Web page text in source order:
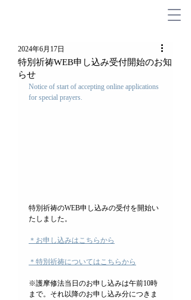
特別祈祷WEB申し込み受付開始のお知
らせ
2024年6月17日
Notice of start of accepting online applications
for special prayers.
特別祈祷のWEB申し込みの受付を開始い
たしました。
＊ お申し込みはこちらから
＊特別祈祷についてはこちらから
※護摩修法当日のお申し込みは午前10時
まで。それ以降のお申し込み分につきま